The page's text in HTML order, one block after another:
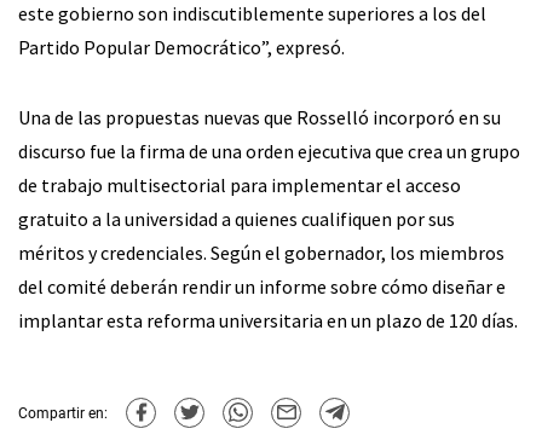
este gobierno son indiscutiblemente superiores a los del
Partido Popular Democrático”, expresó.
Una de las propuestas nuevas que Rosselló incorporó en su
discurso fue la firma de una orden ejecutiva que crea un grupo
de trabajo multisectorial para implementar el acceso
gratuito a la universidad a quienes cualifiquen por sus
méritos y credenciales. Según el gobernador, los miembros
del comité deberán rendir un informe sobre cómo diseñar e
implantar esta reforma universitaria en un plazo de 120 días.
Compartir en: